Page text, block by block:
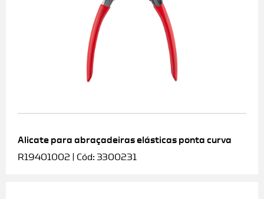
Alicate para abraçadeiras elásticas ponta curva
R19401002 | Cód: 3300231